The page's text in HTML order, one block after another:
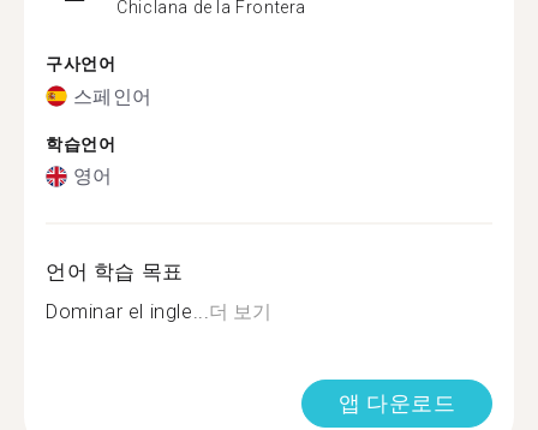
Chiclana de la Frontera
구사언어
스페인어
학습언어
영어
언어 학습 목표
Dominar el ingle...더 보기
앱 다운로드